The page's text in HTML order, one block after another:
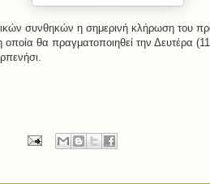
συνθηκών η σημερινή κλήρωση του
θα πραγματοποιηθεί την Δευτέρα